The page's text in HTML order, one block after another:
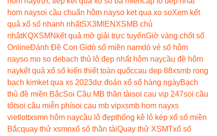
hom naysoi cầu chuẩn hôm nayso ket qua xo soXem kết
quả xổ số nhanh nhấtSX3MIEN XSMB chủ
nhậtKQXSMN kết quả mở giải trực tuyếnGiờ vàng chốt số
OnlineĐánh Đề Con Gìdò số miền namdò vé số hôm
nayso mo so debach thủ lô đẹp nhất hôm naycầu đề hôm
naykết quả xổ số kiến thiết toàn quốccau dep 88xsmb rong
bach kimket qua xs 2023dự đoán xổ số hàng ngàyBạch
thủ đề miền BắcSoi Cầu MB thần tàisoi cau vip 247soi cầu
tốtsoi cầu miễn phísoi cau mb vipxsmb hom nayxs
vietlottxsmn hôm naycầu lô đẹpthống kê lô kép xổ số miền
Bắcquay thử xsmnxổ số thần tàiQuay thử XSMTxổ số